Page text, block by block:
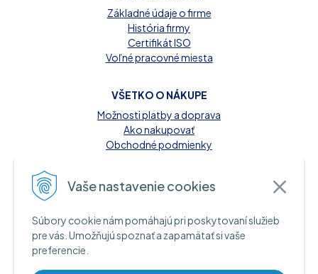
Vaše nastavenie cookies
Súbory cookie nám pomáhajú pri poskytovaní služieb
pre vás. Umožňujú spoznať a zapamätať si vaše
preferencie.
Základné údaje o firme
História firmy
Certifikát ISO
Voľné pracovné miesta
VŠETKO O NÁKUPE
Možnosti platby a doprava
Ako nakupovať
Obchodné podmienky
MOŽNOSTI PLATBY
A INFORMAČNÉ ZDROJE